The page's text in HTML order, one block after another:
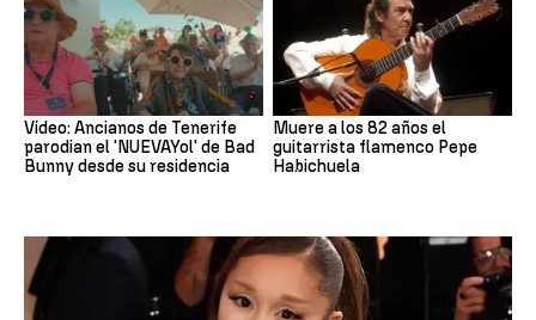
Vídeo: Ancianos de Tenerife
parodian el 'NUEVAYol' de Bad
Bunny desde su residencia
Muere a los 82 años el
guitarrista flamenco Pepe
Habichuela